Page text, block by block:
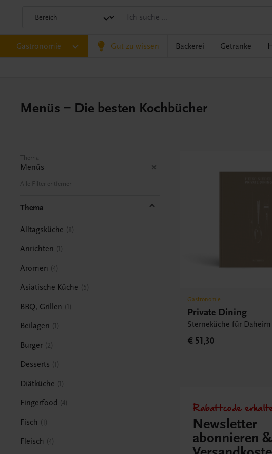
Gastronomie Gut zu wissen Bäckerei Getränke
Menüs – Die besten Kochbücher
Thema
Menüs
Alle Filter entfernen
Thema
Alltagsküche 8
Anrichten 1
Aromen 4
Asiatische Küche 5
BBQ, Grillen 1
Beilagen 1
Burger 2
Desserts 1
Diätküche 1
Fingerfood 4
Fisch 1
Fleisch 4
Gastronomie
Private Dining
Sterneküche für Daheim
€ 51,30
Rabattcode
Newsletter
abonnieren &